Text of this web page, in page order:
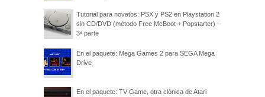
Tutorial para novatos: PSX y PS2 en Playstation 2
sin CD/DVD (método Free McBoot + Popstarter) -
3ª parte
En el paquete: Mega Games 2 para SEGA Mega
Drive
En el paquete: TV Game, otra clónica de Atari